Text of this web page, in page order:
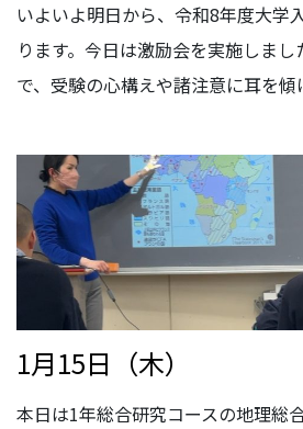
いよいよ明日から、令和8年度大学
ります。今日は激励会を実施しま
で、受験の心構えや諸注意に耳を傾
1月15日（木）
本日は1年総合研究コースの地理総